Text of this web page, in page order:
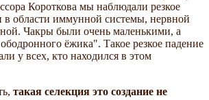
Короткова мы наблюдали резкое
в области иммунной системы, нервной
Чакры были очень маленькими, а
ёжика". Такое резкое падение
у всех, кто находился в этом
такая селекция это создание не